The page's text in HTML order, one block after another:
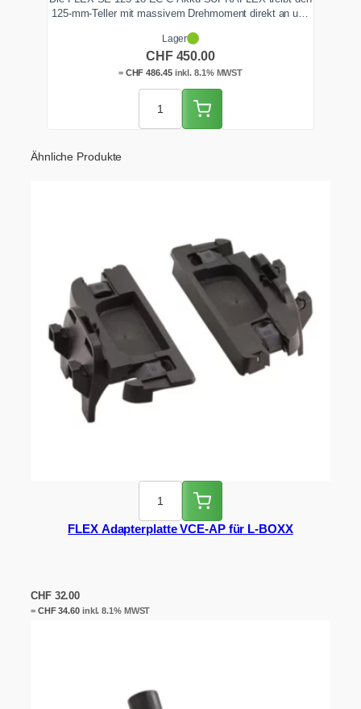
125-mm-Teller mit massivem Drehmoment direkt an und
Bürstenloser EC-Motor, 18-Volt-Akku-System, M14-
Aufnahme. Solo-Gerät ohne Akku. Ab Lager
Zentralschweiz.
Lager
CHF450.00
= CHF 486.45inkl. 8.1% MWST
Ähnliche Produkte
FLEX Adapterplatte VCE-AP für L-BOXX
CHF32.00
= CHF34.60inkl. 8.1% MWST